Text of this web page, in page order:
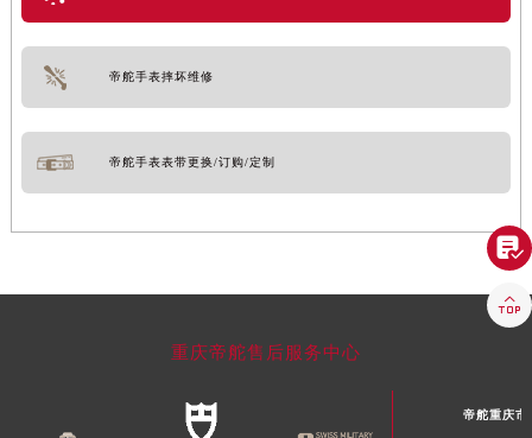
帝舵手表摔坏维修
帝舵手表表带更换/订购/定制
重庆帝舵售后服务中心
帝舵重庆市

